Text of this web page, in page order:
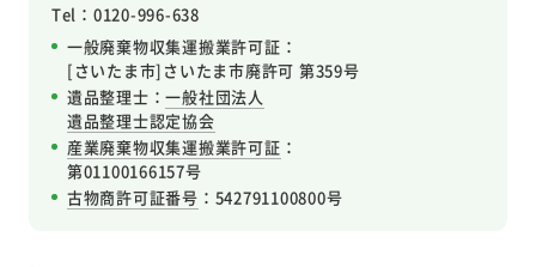
Tel：0120-996-638
一般廃棄物収集運搬業許可証：
[さいたま市]さいたま市廃許可 第359号
遺品整理士：一般社団法人
遺品整理士認定協会
産業廃棄物収集運搬業許可証 ：
第01100166157号
古物商許可証番号 ：542791100800号